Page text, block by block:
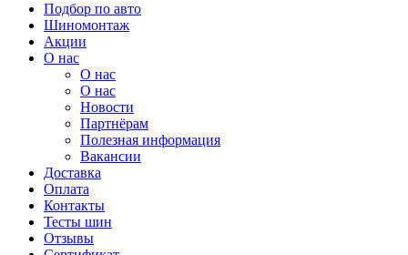
Подбор по авто
Шиномонтаж
Акции
О нас
О нас
О нас
Новости
Партнёрам
Полезная информация
Вакансии
Доставка
Оплата
Контакты
Тесты шин
Отзывы